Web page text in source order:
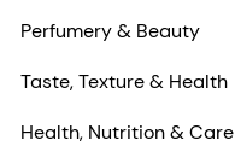
Perfumery & Beauty
Taste, Texture & Health
Health, Nutrition & Care